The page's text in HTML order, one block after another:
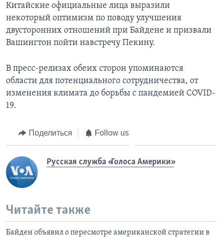
Китайские официальные лица выразили
некоторый оптимизм по поводу улучшения
двусторонних отношений при Байдене и призвали
Вашингтон пойти навстречу Пекину.
В пресс-релизах обеих сторон упоминаются
области для потенциального сотрудничества, от
изменения климата до борьбы с пандемией COVID-
19.
Поделиться Follow us
Русская служба «Голоса Америки»
Читайте также
Байден объявил о пересмотре американской стратегии в